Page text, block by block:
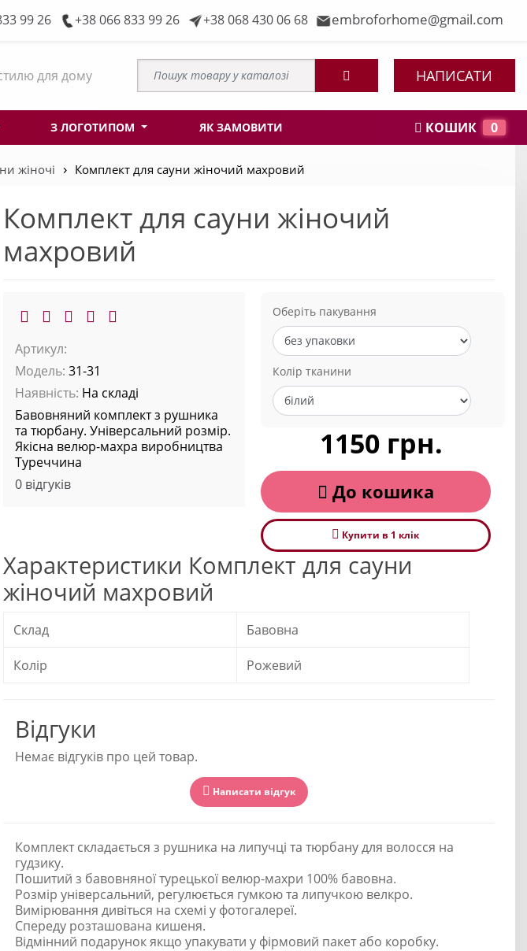
99 26 +38 066 833 99 26 +38 068 430 06 68 embroforhome@gmail.com
для дому НАПИСАТИ
З ЛОГОТИПОМ ЯК ЗАМОВИТИ КОШИК 0
жіночі Комплект для сауни жіночий махровий
Комплект для сауни жіночий
махровий
Артикул:
Модель: 31-31
Наявність: На складі
Бавовняний комплект з рушника
та тюрбану. Універсальний розмір.
Якісна велюр-махра виробництва
Туреччина
0 відгуків
Оберіть пакування
Колір тканини
1150 грн.
До кошика
Купити в 1 клiк
Характеристики Комплект для сауни
жіночий махровий
Склад Бавовна
Колір Рожевий
Відгуки
Немає відгуків про цей товар.
Написати відгук
Комплект складається з рушника на липучці та тюрбану для волосся на
гудзику.
Пошитий з бавовняної турецької велюр-махри 100% бавовна.
Розмір універсальний, регулюється гумкою та липучкою велкро.
Вимірювання дивіться на схемі у фотогалереї.
Спереду розташована кишеня.
Відмінний подарунок якщо упакувати у фірмовий пакет або коробку.